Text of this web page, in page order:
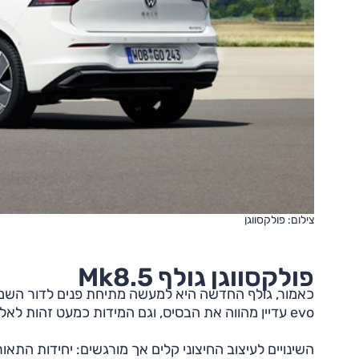
צילום: פולקסווגן
פולקסווגן גולף Mk8.5
evo עדיין מהווה את הבסיס, וגם המידות כמעט זהות לאלה של הדגם היוצא.
השינויים לעיצוב החיצוני קלים אך מורגשים: יחידות